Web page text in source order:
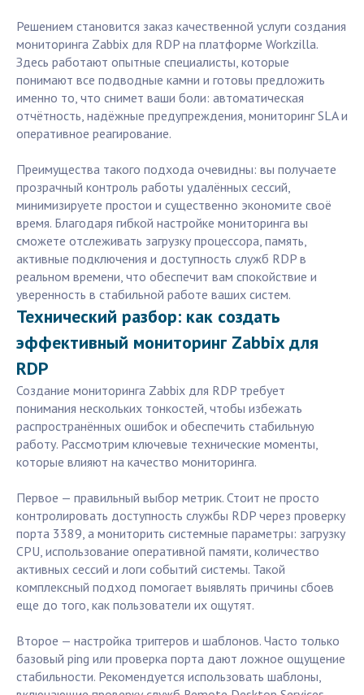
Решением становится заказ качественной услуги создания
мониторинга Zabbix для RDP на платформе Workzilla.
Здесь работают опытные специалисты, которые
понимают все подводные камни и готовы предложить
именно то, что снимет ваши боли: автоматическая
отчётность, надёжные предупреждения, мониторинг SLA и
оперативное реагирование.
Преимущества такого подхода очевидны: вы получаете
прозрачный контроль работы удалённых сессий,
минимизируете простои и существенно экономите своё
время. Благодаря гибкой настройке мониторинга вы
сможете отслеживать загрузку процессора, память,
активные подключения и доступность служб RDP в
реальном времени, что обеспечит вам спокойствие и
уверенность в стабильной работе ваших систем.
Технический разбор: как создать
эффективный мониторинг Zabbix для
RDP
Создание мониторинга Zabbix для RDP требует
понимания нескольких тонкостей, чтобы избежать
распространённых ошибок и обеспечить стабильную
работу. Рассмотрим ключевые технические моменты,
которые влияют на качество мониторинга.
Первое — правильный выбор метрик. Стоит не просто
контролировать доступность службы RDP через проверку
порта 3389, а мониторить системные параметры: загрузку
CPU, использование оперативной памяти, количество
активных сессий и логи событий системы. Такой
комплексный подход помогает выявлять причины сбоев
еще до того, как пользователи их ощутят.
Второе — настройка триггеров и шаблонов. Часто только
базовый ping или проверка порта дают ложное ощущение
стабильности. Рекомендуется использовать шаблоны,